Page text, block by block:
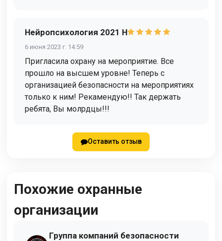
Нейропсихология 2021 Н
6 июня 2023 г. 14:59
Пригласила охрану на мероприятие. Все
прошло на высшем уровне! Теперь с
организацией безопасности на мероприятиях
только к ним! Рекамендую!! Так держать
ребята, Вы молрдцы!!!
Оставить отзыв
Похожие охранные
организации
Группа компаний безопасности